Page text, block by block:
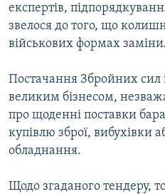
Усі сайти RFE/RL
експертів,
звелося до того, що
вiйськових формах
Постачання Збройних сил
великим бiзнесом,
про щоденнi поставки
купiвлю зброї, вибухiвки
обладнання.
Щодо згаданого тендеру,